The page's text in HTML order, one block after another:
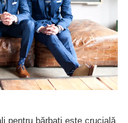
pentru bărbați este crucială